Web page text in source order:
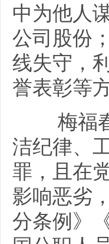
中为他人
公司股份
线失守，
誉表彰等
梅福春
洁纪律、
罪，且在
影响恶劣
分条例》